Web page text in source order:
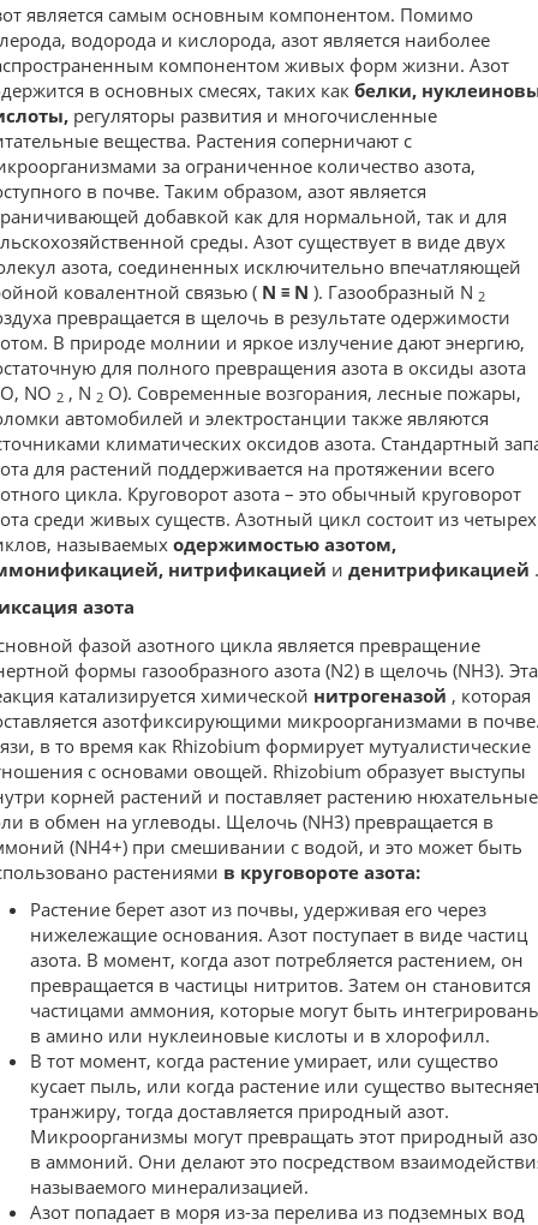
является самым основным компонентом. Помимо
водорода и кислорода, азот является наиболее
компонентом живых форм жизни. Азот
в основных смесях, таких как белки,
регуляторы развития и многочисленные
вещества. Растения соперничают с
за ограниченное количество азота,
в почве. Таким образом, азот является
добавкой как для нормальной, так и для
среды. Азот существует в виде двух
азота, соединенных исключительно впечатляющей
ковалентной связью ( N ≡ N ). Газообразный N 2
превращается в щелочь в результате одержимости
В природе молнии и яркое излучение дают энергию,
для полного превращения азота в оксиды азота
NO 2 , N 2 O). Современные возгорания, лесные пожары,
автомобилей и электростанции также являются
климатических оксидов азота. Стандартный
для растений поддерживается на протяжении всего
цикла. Круговорот азота – это обычный круговорот
среди живых существ. Азотный цикл состоит из четырех
называемых одержимостью азотом,
нитрификацией и денитрификацией .
азота
фазой азотного цикла является превращение
формы газообразного азота (N2) в щелочь (NH3). Эта
катализируется химической нитрогеназой , которая
азотфиксирующими микроорганизмами в
в то время как Rhizobium формирует мутуалистические
с основами овощей. Rhizobium образует выступы
корней растений и поставляет растению нюхательные
в обмен на углеводы. Щелочь (NH3) превращается в
(NH4+) при смешивании с водой, и это может быть
растениями в круговороте азота:
Растение берет азот из почвы, удерживая его через
нижележащие основания. Азот поступает в виде частиц
азота. В момент, когда азот потребляется растением, он
превращается в частицы нитритов. Затем он становится
частицами аммония, которые могут быть
в амино или нуклеиновые кислоты и в хлорофилл.
В тот момент, когда растение умирает, или существо
кусает пыль, или когда растение или существо
транжиру, тогда доставляется природный азот.
Микроорганизмы могут превращать этот природный
в аммоний. Они делают это посредством
называемого минерализацией.
Азот попадает в моря из-за перелива из подземных вод